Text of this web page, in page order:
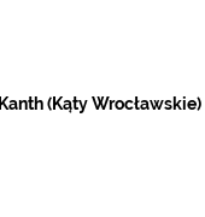
Kanth (Kąty Wrocławskie)